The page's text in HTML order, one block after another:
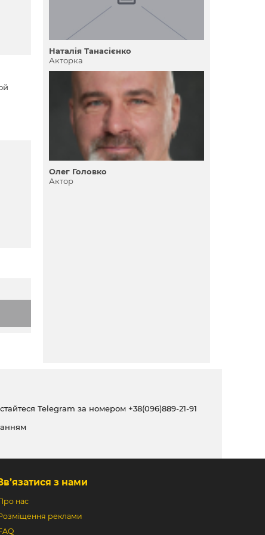
Наталія Танасієнко
Акторка
Олег Головко
Актор
Telegram за номером +38(096)889-21-91
з нами
нас
реклами